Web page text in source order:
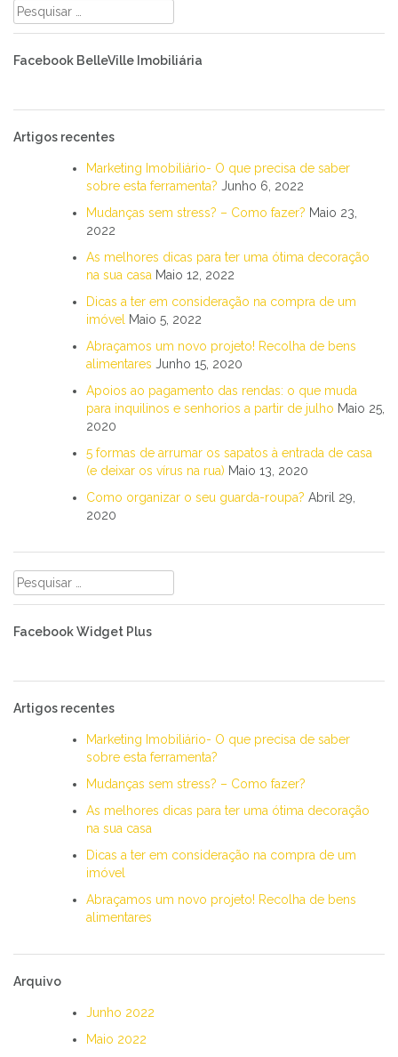
Pesquisar
por:
Facebook BelleVille Imobiliária
Artigos recentes
Marketing Imobiliário- O que precisa de saber
sobre esta ferramenta? Junho 6, 2022
Mudanças sem stress? – Como fazer? Maio 23,
2022
As melhores dicas para ter uma ótima decoração
na sua casa Maio 12, 2022
Dicas a ter em consideração na compra de um
imóvel
Maio 5, 2022
Abraçamos um novo projeto! Recolha de bens
alimentares Junho 15, 2020
Apoios ao pagamento das rendas: o que muda
para inquilinos e senhorios a partir de julho Maio 25,
2020
5 formas de arrumar os sapatos à entrada de casa
(e deixar os vírus na rua) Maio 13, 2020
Como organizar o seu guarda-roupa? Abril 29,
2020
Pesquisar
por:
Facebook Widget Plus
Artigos recentes
Marketing Imobiliário- O que precisa de saber
sobre esta ferramenta?
Mudanças sem stress? – Como fazer?
As melhores dicas para ter uma ótima decoração
na sua casa
Dicas a ter em consideração na compra de um
imóvel
Abraçamos um novo projeto! Recolha de bens
alimentares
Arquivo
Junho 2022
Maio 2022